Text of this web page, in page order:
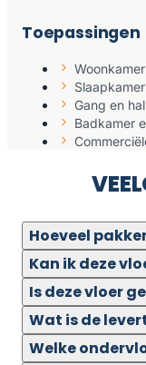
Toepassingen
Woonkamer
Slaapkamer
Gang en hal
Badkamer
Hoeveel
Kan ik deze
Is deze vloer
Wat is de
Welke